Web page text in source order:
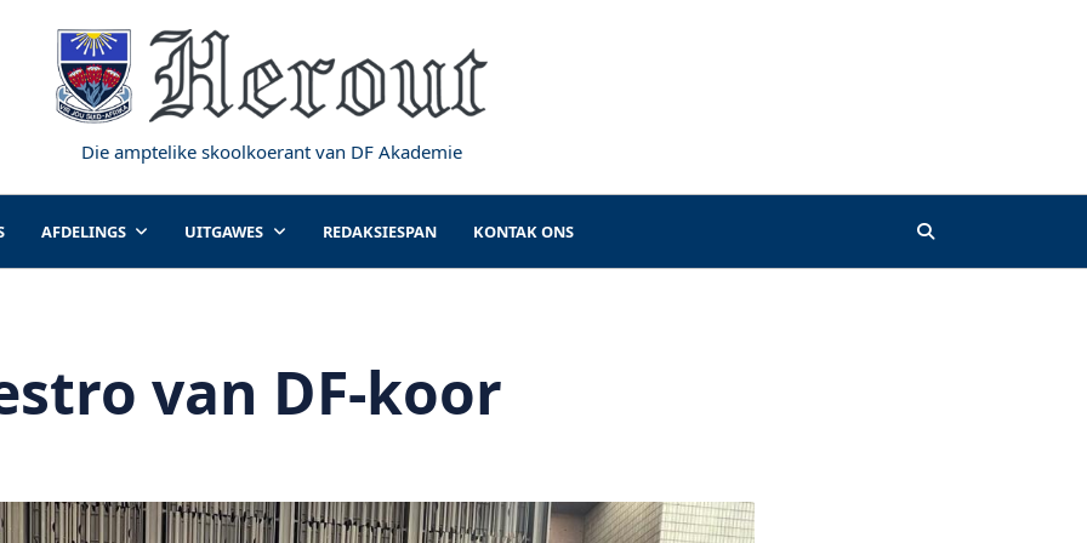
Die amptelike skoolkoerant van DF Akademie
AFDELINGS UITGAWES REDAKSIESPAN KONTAK ONS
van DF-koor